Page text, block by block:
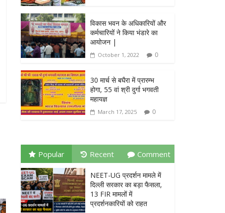
विकास भवन के अधिकारियों और
कर्मचारियों ने किया भंडारे का
आयोजन |
October 1, 2022 0
30 मार्च से बघैरा में प्रारम्भ
होगा, 55 वां श्री दुर्गा भगवती
महायज्ञ
March 17, 2025 0
Popular Recent Comment
NEET-UG प्रदर्शन मामले में
दिल्ली सरकार का बड़ा फैसला,
13 FIR मामलों में
प्रदर्शनकारियों को राहत